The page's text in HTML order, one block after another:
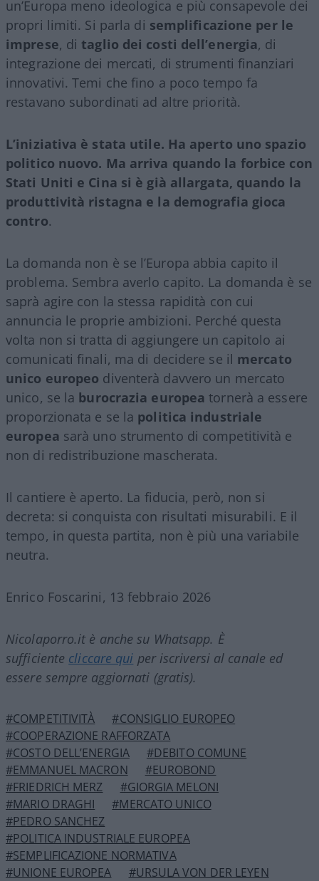
un’Europa meno ideologica e più consapevole dei
propri limiti. Si parla di semplificazione per le
imprese, ditaglio dei costi dell’energia, di
integrazione dei mercati, di strumenti finanziari
innovativi. Temi che fino a poco tempo fa
restavano subordinati ad altre priorità.
L’iniziativa è stata utile. Ha aperto uno spazio
politico nuovo. Ma arriva quando la forbice con
Stati Uniti e Cina si è già allargata, quando la
produttività ristagna e la demografia gioca
contro.
La domanda non è se l’Europa abbia capito il
problema. Sembra averlo capito. La domanda è se
saprà agire con la stessa rapidità con cui
annuncia le proprie ambizioni. Perché questa
volta non si tratta di aggiungere un capitolo ai
comunicati finali, ma di decidere se il mercato
unico europeo diventerà davvero un mercato
unico, se la burocrazia europea tornerà a essere
proporzionata e se la politica industriale
europea sarà uno strumento di competitività e
non di redistribuzione mascherata.
Il cantiere è aperto. La fiducia, però, non si
decreta: si conquista con risultati misurabili. E il
tempo, in questa partita, non è più una variabile
neutra.
Enrico Foscarini, 13 febbraio 2026
Nicolaporro.it è anche su Whatsapp. È
sufficiente cliccare qui per iscriversi al canale ed
essere sempre aggiornati (gratis).
#COMPETITIVITÀ
#CONSIGLIO EUROPEO
#COOPERAZIONE RAFFORZATA
#COSTO DELL’ENERGIA
#DEBITO COMUNE
#EMMANUEL MACRON
#EUROBOND
#FRIEDRICH MERZ
#GIORGIA MELONI
#MARIO DRAGHI
#MERCATO UNICO
#PEDRO SANCHEZ
#POLITICA INDUSTRIALE EUROPEA
#SEMPLIFICAZIONE NORMATIVA
#UNIONE EUROPEA
#URSULA VON DER LEYEN